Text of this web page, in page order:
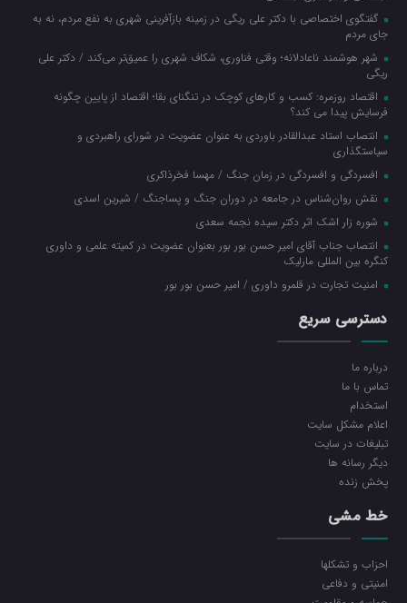
گفتگوی اختصاصی با دکتر علی ریگی در زمینه بازآفرینی شهری به نفع مردم، نه به
جای مردم
شهر هوشمند ناعادلانه؛ وقتی فناوری، شکاف شهری را عمیق‌تر می‌کند / دکتر علی
ریگی
اقتصاد روزمره: کسب‌ و کارهای کوچک در تنگنای بقا؛ اقتصاد از پایین چگونه
فرسایش پیدا می کند؟
انتصاب استاد عبدالقادر باوردی به عنوان عضویت در شورای راهبردی و
سیاستگذاری
افسردگی و افسردگی در زمان جنگ / مهسا فخرذاکری
نقش روان‌شناس در جامعه در دوران جنگ و پساجنگ / شیرین اسدی
شوره زار اشک اثر دکتر سیده نجمه سعدی
انتصاب جناب آقای امیر حسن بور بور بعنوان عضویت در کمیته علمی و داوری
کنگره بین المللی مارلیک
امنیت تجارت در قلمرو داوری / امیر حسن بور بور
دسترسی سریع
درباره ما
تماس با ما
استخدام
اعلام مشکل سایت
تبلیغات در سایت
ديگر رسانه ها
پخش زنده
خط مشی
احزاب و تشکلها
امنیتی و دفاعی